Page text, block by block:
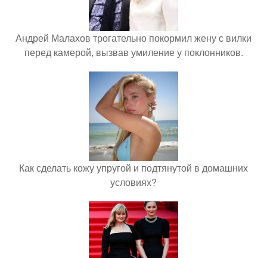
Андрей Малахов трогательно покормил жену с вилки
перед камерой, вызвав умиление у поклонников.
Как сделать кожу упругой и подтянутой в домашних
условиях?